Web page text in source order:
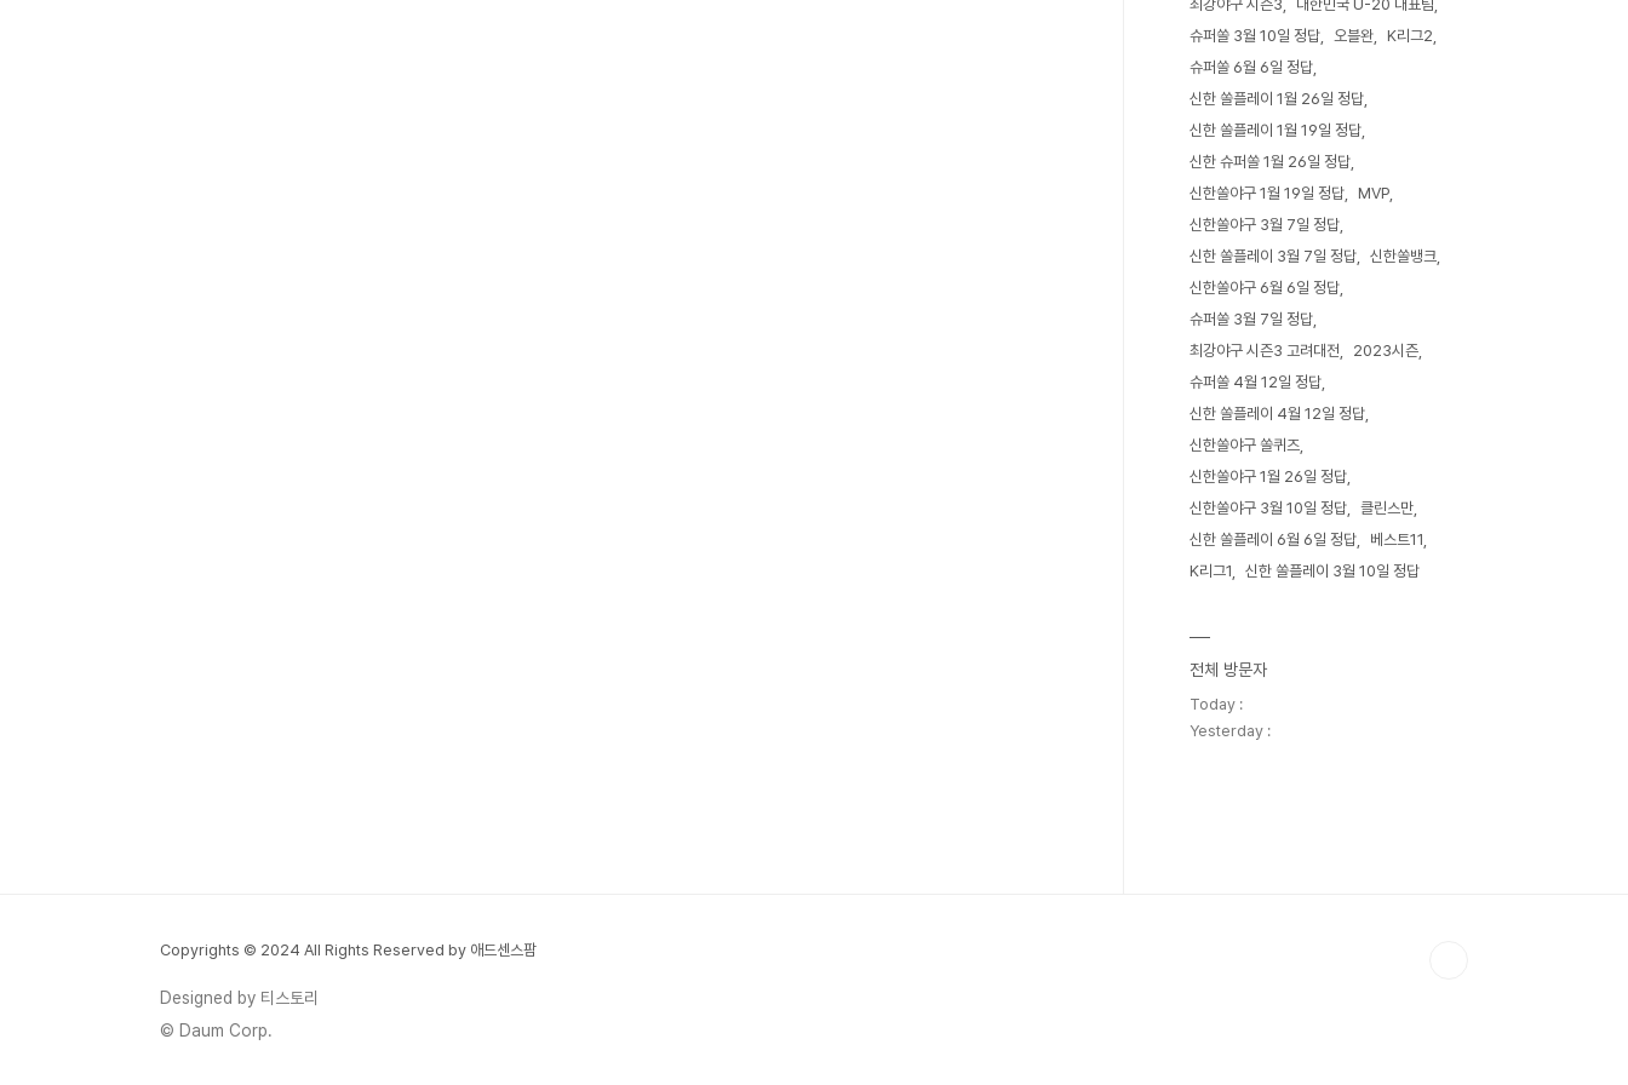
최강야구 시즌3
대한민국 U-20 대표팀
슈퍼쏠 3월 10일 정답
오블완
K리그2
슈퍼쏠 6월 6일 정답
신한 쏠플레이 1월 26일 정답
신한 쏠플레이 1월 19일 정답
신한 슈퍼쏠 1월 26일 정답
신한쏠야구 1월 19일 정답
MVP
신한쏠야구 3월 7일 정답
신한 쏠플레이 3월 7일 정답
신한쏠뱅크
신한쏠야구 6월 6일 정답
슈퍼쏠 3월 7일 정답
최강야구 시즌3 고려대전
2023시즌
슈퍼쏠 4월 12일 정답
신한 쏠플레이 4월 12일 정답
신한쏠야구 쏠퀴즈
신한쏠야구 1월 26일 정답
신한쏠야구 3월 10일 정답
클린스만
신한 쏠플레이 6월 6일 정답
베스트11
K리그1
신한 쏠플레이 3월 10일 정답
전체 방문자
Today :
Yesterday :
Copyrights © 2024 All Rights Reserved by 애드센스팜
Designed by 티스토리
© Daum Corp.